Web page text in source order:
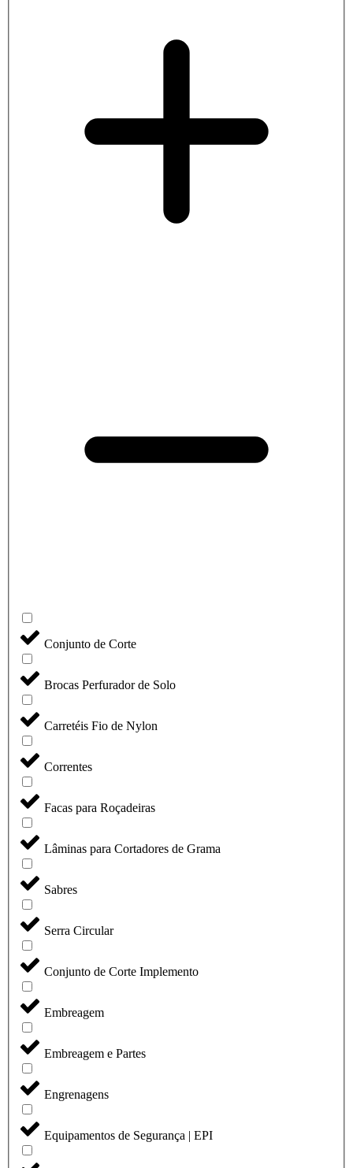
Conjunto de Corte
Brocas Perfurador de Solo
Carretéis Fio de Nylon
Correntes
Facas para Roçadeiras
Lâminas para Cortadores de Grama
Sabres
Serra Circular
Conjunto de Corte Implemento
Embreagem
Embreagem e Partes
Engrenagens
Equipamentos de Segurança | EPI